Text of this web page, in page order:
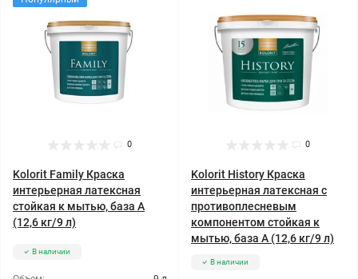
0
Kolorit Family Краска
интерьерная латексная
стойкая к мытью, база А
(12,6 кг/9 л)
В наличии
0
Kolorit History Краска
интерьерная латексная с
противоплесневым
компонентом стойкая к
мытью, база А (12,6 кг/9 л)
В наличии